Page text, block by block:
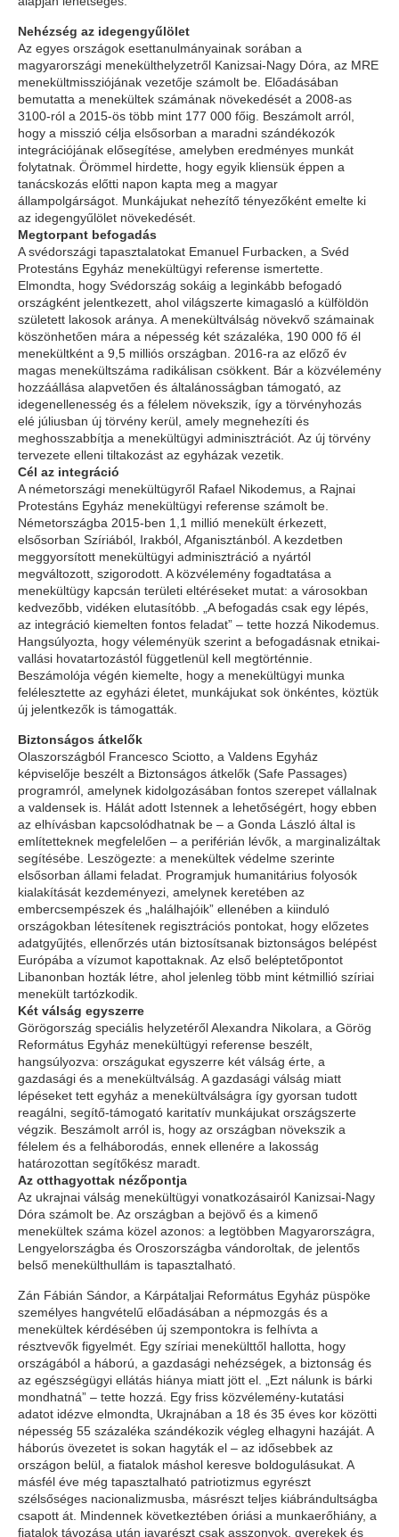
Nehézség az idegengyűlölet
Az egyes országok esettanulmányainak sorában a
magyarországi menekülthelyzetről Kanizsai-Nagy Dóra, az MRE
menekültmissziójának vezetője számolt be. Előadásában
bemutatta a menekültek számának növekedését a 2008-as
3100-ról a 2015-ös több mint 177 000 főig. Beszámolt arról,
hogy a misszió célja elsősorban a maradni szándékozók
integrációjának elősegítése, amelyben eredményes munkát
folytatnak. Örömmel hirdette, hogy egyik kliensük éppen a
tanácskozás előtti napon kapta meg a magyar
állampolgárságot. Munkájukat nehezítő tényezőként emelte ki
az idegengyűlölet növekedését.
Megtorpant befogadás
A svédországi tapasztalatokat Emanuel Furbacken, a Svéd
Protestáns Egyház menekültügyi referense ismertette.
Elmondta, hogy Svédország sokáig a leginkább befogadó
országként jelentkezett, ahol világszerte kimagasló a külföldön
született lakosok aránya. A menekültválság növekvő számainak
köszönhetően mára a népesség két százaléka, 190 000 fő él
menekültként a 9,5 milliós országban. 2016-ra az előző év
magas menekültszáma radikálisan csökkent. Bár a közvélemény
hozzáállása alapvetően és általánosságban támogató, az
idegenellenesség és a félelem növekszik, így a törvényhozás
elé júliusban új törvény kerül, amely megnehezíti és
meghosszabbítja a menekültügyi adminisztrációt. Az új törvény
tervezete elleni tiltakozást az egyházak vezetik.
Cél az integráció
A németországi menekültügyről Rafael Nikodemus, a Rajnai
Protestáns Egyház menekültügyi referense számolt be.
Németországba 2015-ben 1,1 millió menekült érkezett,
elsősorban Szíriából, Irakból, Afganisztánból. A kezdetben
meggyorsított menekültügyi adminisztráció a nyártól
megváltozott, szigorodott. A közvélemény fogadtatása a
menekültügy kapcsán területi eltéréseket mutat: a városokban
kedvezőbb, vidéken elutasítóbb. „A befogadás csak egy lépés,
az integráció kiemelten fontos feladat” – tette hozzá Nikodemus.
Hangsúlyozta, hogy véleményük szerint a befogadásnak etnikai-
vallási hovatartozástól függetlenül kell megtörténnie.
Beszámolója végén kiemelte, hogy a menekültügyi munka
felélesztette az egyházi életet, munkájukat sok önkéntes, köztük
új jelentkezők is támogatták.
Biztonságos átkelők
Olaszországból Francesco Sciotto, a Valdens Egyház
képviselője beszélt a Biztonságos átkelők (Safe Passages)
programról, amelynek kidolgozásában fontos szerepet vállalnak
a valdensek is. Hálát adott Istennek a lehetőségért, hogy ebben
az elhívásban kapcsolódhatnak be – a Gonda László által is
említetteknek megfelelően – a periférián lévők, a marginalizáltak
segítésébe. Leszögezte: a menekültek védelme szerinte
elsősorban állami feladat. Programjuk humanitárius folyosók
kialakítását kezdeményezi, amelynek keretében az
embercsempészek és „halálhajóik” ellenében a kiinduló
országokban létesítenek regisztrációs pontokat, hogy előzetes
adatgyűjtés, ellenőrzés után biztosítsanak biztonságos belépést
Európába a vízumot kapottaknak. Az első beléptetőpontot
Libanonban hozták létre, ahol jelenleg több mint kétmillió szíriai
menekült tartózkodik.
Két válság egyszerre
Görögország speciális helyzetéről Alexandra Nikolara, a Görög
Református Egyház menekültügyi referense beszélt,
hangsúlyozva: országukat egyszerre két válság érte, a
gazdasági és a menekültválság. A gazdasági válság miatt
lépéseket tett egyház a menekültválságra így gyorsan tudott
reagálni, segítő-támogató karitatív munkájukat országszerte
végzik. Beszámolt arról is, hogy az országban növekszik a
félelem és a felháborodás, ennek ellenére a lakosság
határozottan segítőkész maradt.
Az otthagyottak nézőpontja
Az ukrajnai válság menekültügyi vonatkozásairól Kanizsai-Nagy
Dóra számolt be. Az országban a bejövő és a kimenő
menekültek száma közel azonos: a legtöbben Magyarországra,
Lengyelországba és Oroszországba vándoroltak, de jelentős
belső menekülthullám is tapasztalható.
Zán Fábián Sándor, a Kárpátaljai Református Egyház püspöke
személyes hangvételű előadásában a népmozgás és a
menekültek kérdésében új szempontokra is felhívta a
résztvevők figyelmét. Egy szíriai menekülttől hallotta, hogy
országából a háború, a gazdasági nehézségek, a biztonság és
az egészségügyi ellátás hiánya miatt jött el. „Ezt nálunk is bárki
mondhatná” – tette hozzá. Egy friss közvélemény-kutatási
adatot idézve elmondta, Ukrajnában a 18 és 35 éves kor közötti
népesség 55 százaléka szándékozik végleg elhagyni hazáját. A
háborús övezetet is sokan hagyták el – az idősebbek az
országon belül, a fiatalok máshol keresve boldogulásukat. A
másfél éve még tapasztalható patriotizmus egyrészt
szélsőséges nacionalizmusba, másrészt teljes kiábrándultságba
csapott át. Mindennek következtében óriási a munkaerőhiány, a
fiatalok távozása után javarészt csak asszonyok, gyerekek és